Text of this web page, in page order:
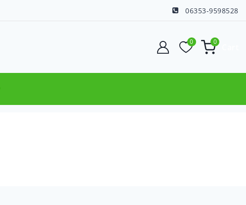
06353-9598528
0 0